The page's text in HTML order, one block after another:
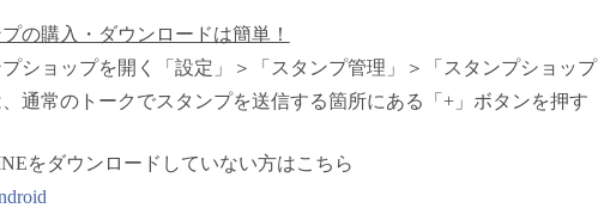
の購入・ダウンロードは簡単！
プショップを開く「設定」＞「スタンプ管理」＞「スタンプショップ
、通常のトークでスタンプを送信する箇所にある「+」ボタンを押す
をダウンロードしていない方はこちら